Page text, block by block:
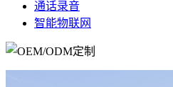
通话录音
智能物联网